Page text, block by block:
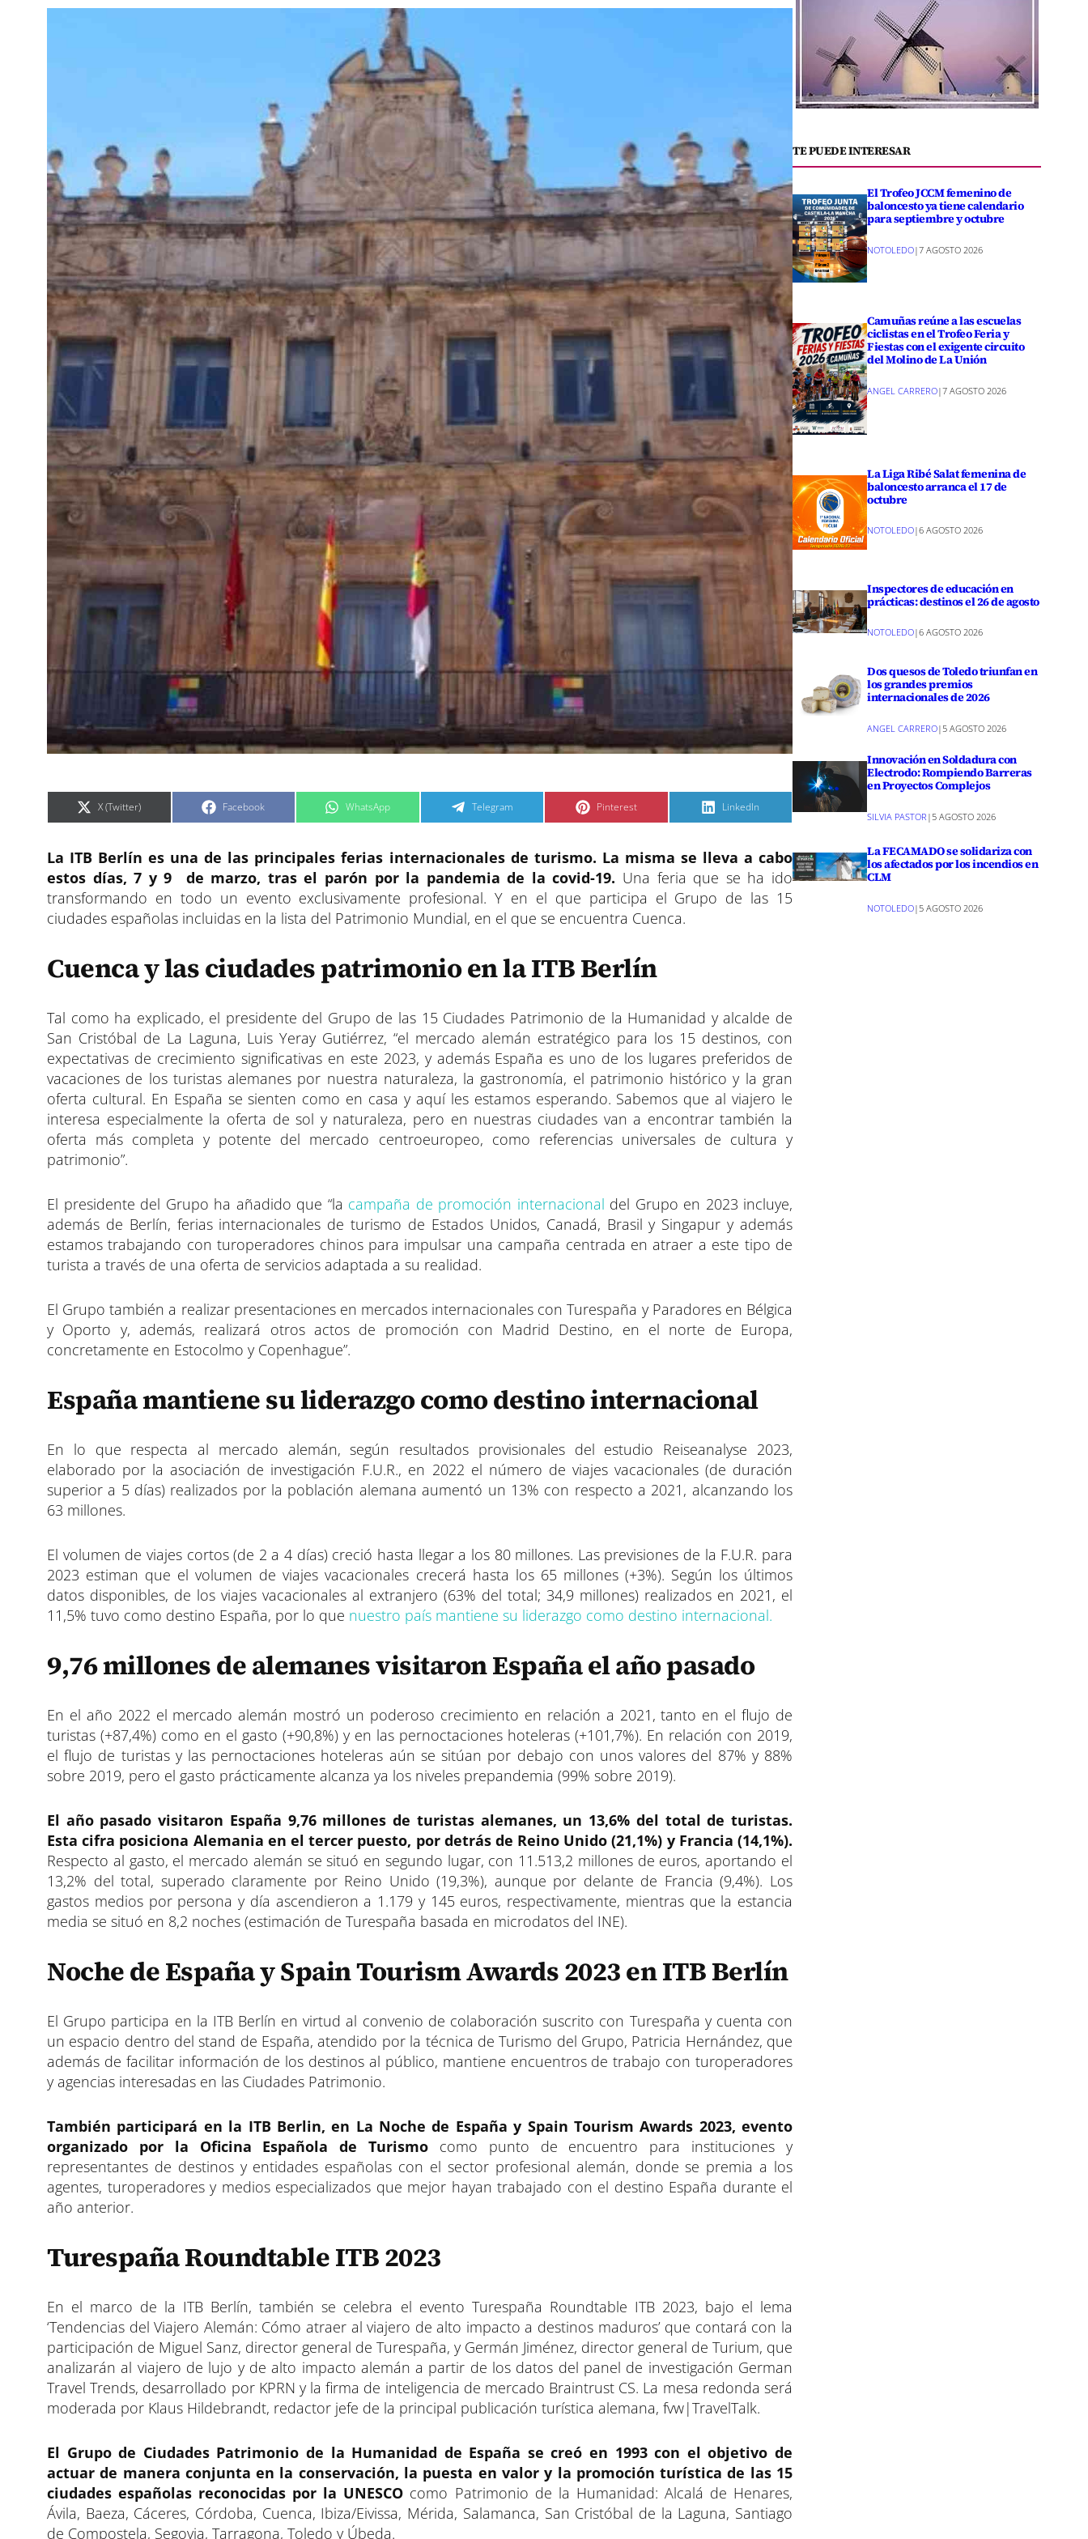
C
m
r
t
i
r
e
n
X (Twitter) C
m
i
r
e
n
Facebook C
m
r
t
i
r
e
n
WhatsApp C
m
r
t
i
r
e
n
Telegram C
m
t
i
r
e
n
Pinterest C
m
r
t
e
n
LinkedIn
La ITB Berlín es una de las principales ferias internacionales de turismo. La misma se lleva a cabo
estos días, 7 y 9 de marzo, tras el parón por la pandemia de la covid-19. Una feria que se ha ido
transformando en todo un evento exclusivamente profesional. Y en el que participa el Grupo de las 15
ciudades españolas incluidas en la lista del Patrimonio Mundial, en el que se encuentra Cuenca.
Cuenca y las ciudades patrimonio en la ITB Berlín
Tal como ha explicado, el presidente del Grupo de las 15 Ciudades Patrimonio de la Humanidad y alcalde de
San Cristóbal de La Laguna, Luis Yeray Gutiérrez, “el mercado alemán estratégico para los 15 destinos, con
expectativas de crecimiento significativas en este 2023, y además España es uno de los lugares preferidos de
vacaciones de los turistas alemanes por nuestra naturaleza, la gastronomía, el patrimonio histórico y la gran
oferta cultural. En España se sienten como en casa y aquí les estamos esperando. Sabemos que al viajero le
interesa especialmente la oferta de sol y naturaleza, pero en nuestras ciudades van a encontrar también la
oferta más completa y potente del mercado centroeuropeo, como referencias universales de cultura y
patrimonio”.
El presidente del Grupo ha añadido que “la campaña de promoción internacional del Grupo en 2023 incluye,
además de Berlín, ferias internacionales de turismo de Estados Unidos, Canadá, Brasil y Singapur y además
estamos trabajando con turoperadores chinos para impulsar una campaña centrada en atraer a este tipo de
turista a través de una oferta de servicios adaptada a su realidad.
El Grupo también a realizar presentaciones en mercados internacionales con Turespaña y Paradores en Bélgica
y Oporto y, además, realizará otros actos de promoción con Madrid Destino, en el norte de Europa,
concretamente en Estocolmo y Copenhague”.
España mantiene su liderazgo como destino internacional
En lo que respecta al mercado alemán, según resultados provisionales del estudio Reiseanalyse 2023,
elaborado por la asociación de investigación F.U.R., en 2022 el número de viajes vacacionales (de duración
superior a 5 días) realizados por la población alemana aumentó un 13% con respecto a 2021, alcanzando los
63 millones.
El volumen de viajes cortos (de 2 a 4 días) creció hasta llegar a los 80 millones. Las previsiones de la F.U.R. para
2023 estiman que el volumen de viajes vacacionales crecerá hasta los 65 millones (+3%). Según los últimos
datos disponibles, de los viajes vacacionales al extranjero (63% del total; 34,9 millones) realizados en 2021, el
11,5% tuvo como destino España, por lo que nuestro país mantiene su liderazgo como destino internacional.
9,76 millones de alemanes visitaron España el año pasado
En el año 2022 el mercado alemán mostró un poderoso crecimiento en relación a 2021, tanto en el flujo de
turistas (+87,4%) como en el gasto (+90,8%) y en las pernoctaciones hoteleras (+101,7%). En relación con 2019,
el flujo de turistas y las pernoctaciones hoteleras aún se sitúan por debajo con unos valores del 87% y 88%
sobre 2019, pero el gasto prácticamente alcanza ya los niveles prepandemia (99% sobre 2019).
El año pasado visitaron España 9,76 millones de turistas alemanes, un 13,6% del total de turistas.
Esta cifra posiciona Alemania en el tercer puesto, por detrás de Reino Unido (21,1%) y Francia (14,1%).
Respecto al gasto, el mercado alemán se situó en segundo lugar, con 11.513,2 millones de euros, aportando el
13,2% del total, superado claramente por Reino Unido (19,3%), aunque por delante de Francia (9,4%). Los
gastos medios por persona y día ascendieron a 1.179 y 145 euros, respectivamente, mientras que la estancia
media se situó en 8,2 noches (estimación de Turespaña basada en microdatos del INE).
Noche de España y Spain Tourism Awards 2023 en ITB Berlín
El Grupo participa en la ITB Berlín en virtud al convenio de colaboración suscrito con Turespaña y cuenta con
un espacio dentro del stand de España, atendido por la técnica de Turismo del Grupo, Patricia Hernández, que
además de facilitar información de los destinos al público, mantiene encuentros de trabajo con turoperadores
y agencias interesadas en las Ciudades Patrimonio.
También participará en la ITB Berlin, en La Noche de España y Spain Tourism Awards 2023, evento
organizado por la Oficina Española de Turismo como punto de encuentro para instituciones y
representantes de destinos y entidades españolas con el sector profesional alemán, donde se premia a los
agentes, turoperadores y medios especializados que mejor hayan trabajado con el destino España durante el
año anterior.
Turespaña Roundtable ITB 2023
En el marco de la ITB Berlín, también se celebra el evento Turespaña Roundtable ITB 2023, bajo el lema
‘Tendencias del Viajero Alemán: Cómo atraer al viajero de alto impacto a destinos maduros’ que contará con la
participación de Miguel Sanz, director general de Turespaña, y Germán Jiménez, director general de Turium, que
analizarán al viajero de lujo y de alto impacto alemán a partir de los datos del panel de investigación German
Travel Trends, desarrollado por KPRN y la firma de inteligencia de mercado Braintrust CS. La mesa redonda será
moderada por Klaus Hildebrandt, redactor jefe de la principal publicación turística alemana, fvw|TravelTalk.
El Grupo de Ciudades Patrimonio de la Humanidad de España se creó en 1993 con el objetivo de
actuar de manera conjunta en la conservación, la puesta en valor y la promoción turística de las 15
ciudades españolas reconocidas por la UNESCO como Patrimonio de la Humanidad: Alcalá de Henares,
Ávila, Baeza, Cáceres, Córdoba, Cuenca, Ibiza/Eivissa, Mérida, Salamanca, San Cristóbal de la Laguna, Santiago
de Compostela, Segovia, Tarragona, Toledo y Úbeda.
TE PUEDE INTERESAR
El Trofeo JCCM femenino de
baloncesto ya tiene calendario
para septiembre y octubre
NOTOLEDO|7 AGOSTO 2026
Camuñas reúne a las escuelas
ciclistas en el Trofeo Feria y
Fiestas con el exigente circuito
del Molino de La Unión
ANGEL CARRERO|7 AGOSTO 2026
La Liga Ribé Salat femenina de
baloncesto arranca el 17 de
octubre
NOTOLEDO|6 AGOSTO 2026
Inspectores de educación en
prácticas: destinos el 26 de agosto
NOTOLEDO|6 AGOSTO 2026
Dos quesos de Toledo triunfan en
los grandes premios
internacionales de 2026
ANGEL CARRERO| 5 AGOSTO 2026
Innovación en Soldadura con
Electrodo: Rompiendo Barreras
en Proyectos Complejos
SILVIA PASTOR | 5 AGOSTO 2026
La FECAMADO se solidariza con
los afectados por los incendios en
CLM
NOTOLEDO| 5 AGOSTO 2026